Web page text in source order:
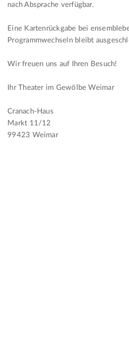
nach Absprache verfügbar.
Eine Kartenrückgabe bei
Programmwechseln bleibt
Wir freuen uns auf Ihren Besuch!
Ihr Theater im Gewölbe Weimar
Cranach-Haus
Markt 11/12
99423 Weimar